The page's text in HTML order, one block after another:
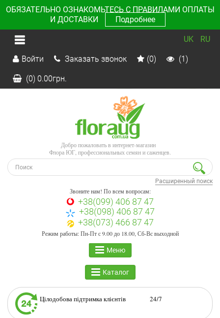
ОБЯЗАТЕЛЬНО ОЗНАКОМЬТЕСЬ С ПРАВИЛАМИ ОПЛАТЫ
И ДОСТАВКИ
Подробнее
UK RU
Войти Заказать звонок (0) (1)
(0) 0.00грн.
Добро пожаловать в интернет-магазин
Флора ЮГ, профессиональных семян и саженцев.
Расширенный поиск
Звоните нам! По всем вопросам:
+38(099) 406 87 47
+38(098) 406 87 47
+38(073) 466 87 47
Режим работы: Пн-Пт с 9.00 до 18.00, Сб-Вс выходной
Меню
Каталог
Цілодобова підтримка клієнтів 24/7